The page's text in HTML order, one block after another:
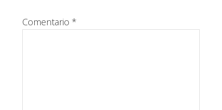
Comentario *